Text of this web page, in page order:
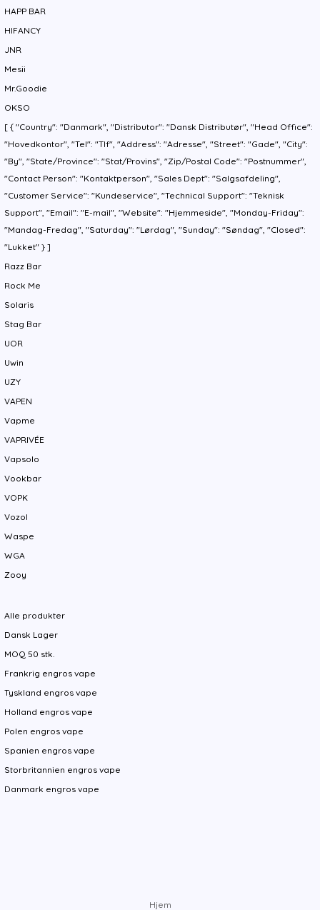
HAPP BAR
HIFANCY
JNR
Mesii
Mr.Goodie
OKSO
[ { "Country": "Danmark", "Distributor": "Dansk Distributør", "Head Office":
"Hovedkontor", "Tel": "Tlf", "Address": "Adresse", "Street": "Gade", "City":
"By", "State/Province": "Stat/Provins", "Zip/Postal Code": "Postnummer",
"Contact Person": "Kontaktperson", "Sales Dept": "Salgsafdeling",
"Customer Service": "Kundeservice", "Technical Support": "Teknisk
Support", "Email": "E-mail", "Website": "Hjemmeside", "Monday-Friday":
"Mandag-Fredag", "Saturday": "Lørdag", "Sunday": "Søndag", "Closed":
"Lukket" } ]
Razz Bar
Rock Me
Solaris
Stag Bar
UOR
Uwin
UZY
VAPEN
Vapme
VAPRIVÉE
Vapsolo
Vookbar
VOPK
Vozol
Waspe
WGA
Zooy
Alle produkter
Dansk Lager
MOQ 50 stk.
Frankrig engros vape
Tyskland engros vape
Holland engros vape
Polen engros vape
Spanien engros vape
Storbritannien engros vape
Danmark engros vape
Hjem